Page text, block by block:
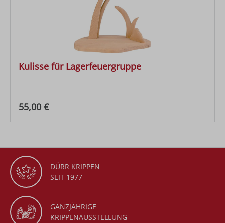
Kulisse für Lagerfeuergruppe
Regulärer Preis:
55,00 €
DÜRR KRIPPEN
SEIT 1977
GANZJÄHRIGE
KRIPPENAUSSTELLUNG